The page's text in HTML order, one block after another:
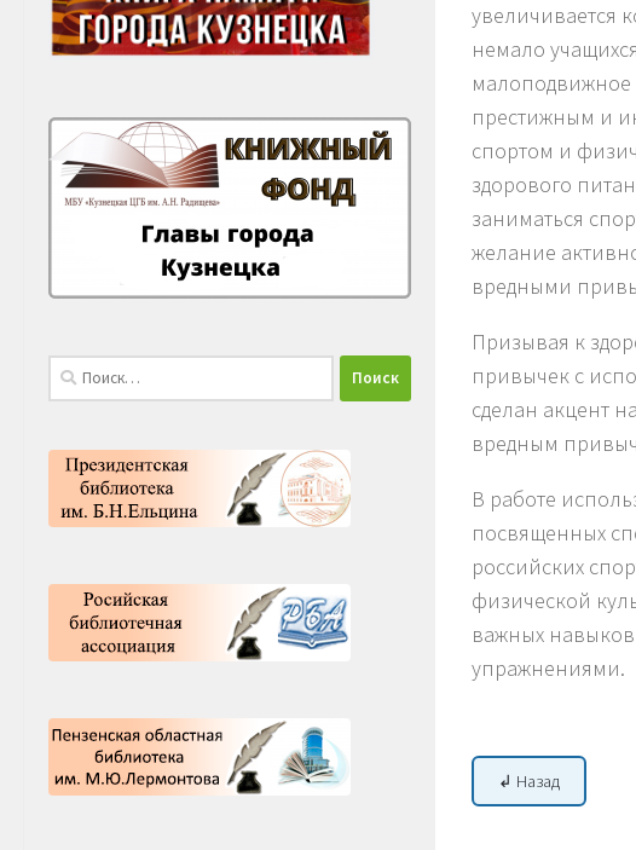
увеличивается
немало
малоподвижное
престижным и
спортом и
здорового
заниматься
желание
вредными
Призывая к
привычек с
сделан акцент
вредным
В работе
посвященных
российских
физической
важных
упражнениями.
↲ Назад
Найти: